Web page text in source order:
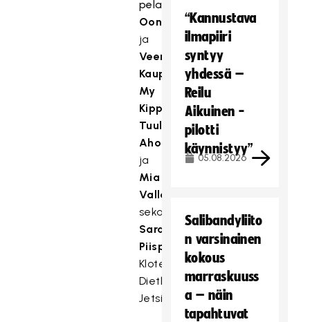
pelaavat
Oona
ja
Veera
Kauppi,
My
Kippilä,
Tuulia
Aho
ja
Mia
Vallenius
seka
Sara
Piispa
Kloten-
Dietlikon
Jetsissa.
“Kannustava
ilmapiiri
syntyy
yhdessä –
Reilu
Aikuinen -
pilotti
käynnistyy”
05.08.2026
Salibandyliito
n varsinainen
kokous
marraskuuss
a – näin
tapahtuvat